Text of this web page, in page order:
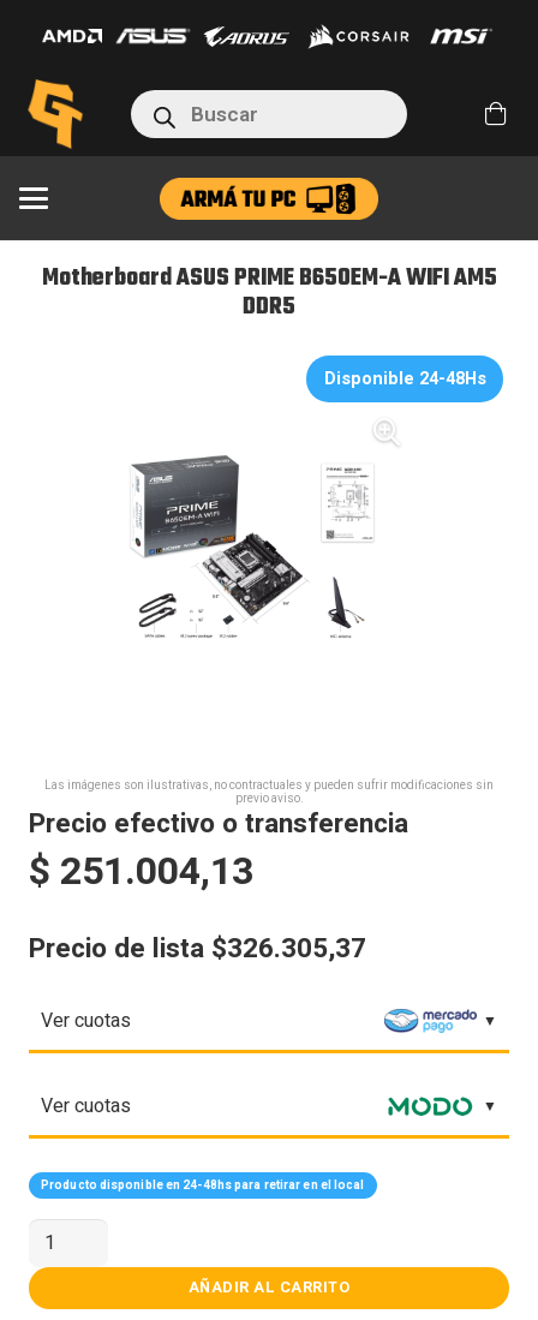
Búsqueda
de
productos
Motherboard ASUS PRIME B650EM-A WIFI AM5
DDR5
Disponible 24-48Hs
Las imágenes son ilustrativas, no contractuales y pueden sufrir modificaciones sin
previo aviso.
Precio efectivo o transferencia
$ 251.004,13
Precio de lista $326.305,37
Ver cuotas
Ver cuotas
Producto disponible en 24-48hs para retirar en el local
Motherboard
ASUS
PRIME
B650EM-
A
AÑADIR AL CARRITO
B650EM-
A
WIFI
AM5
DDR5
cantidad